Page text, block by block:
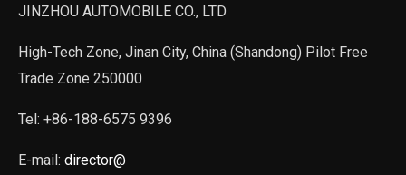
JINZHOU AUTOMOBILE CO., LTD
High-Tech Zone, Jinan City, China (Shandong) Pilot Free
Trade Zone 250000
Tel: +86-188-6575 9396
E-mail: director@